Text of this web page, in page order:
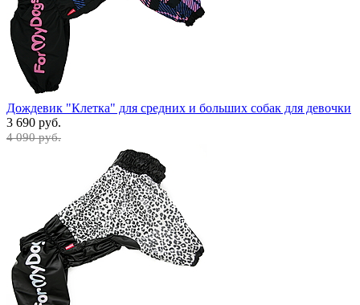
Дождевик "Клетка" для средних и больших собак для девочки
3 690 руб.
4 090 руб.